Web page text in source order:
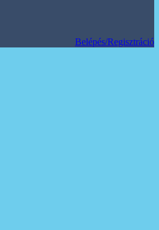
Belépés/Regisztráció